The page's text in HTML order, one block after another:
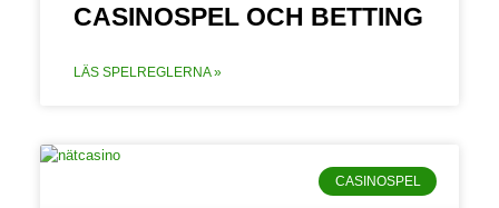
CASINOSPEL OCH BETTING
LÄS SPELREGLERNA »
CASINOSPEL